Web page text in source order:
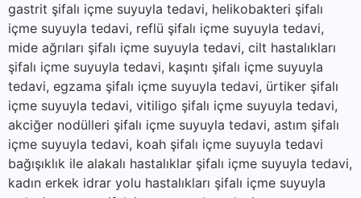
gastrit şifalı içme suyuyla tedavi, helikobakteri şifalı
içme suyuyla tedavi, reflü şifalı içme suyuyla tedavi,
mide ağrıları şifalı içme suyuyla tedavi, cilt hastalıkları
şifalı içme suyuyla tedavi, kaşıntı şifalı içme suyuyla
tedavi, egzama şifalı içme suyuyla tedavi, ürtiker şifalı
içme suyuyla tedavi, vitiligo şifalı içme suyuyla tedavi,
akciğer nodülleri şifalı içme suyuyla tedavi, astım şifalı
içme suyuyla tedavi, koah şifalı içme suyuyla tedavi
bağışıklık ile alakalı hastalıklar şifalı içme suyuyla tedavi,
kadın erkek idrar yolu hastalıkları şifalı içme suyuyla